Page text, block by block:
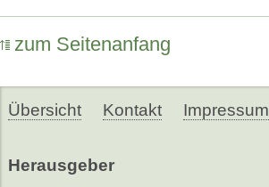
zum Seitenanfang
Übersicht Kontakt Impressum
Herausgeber